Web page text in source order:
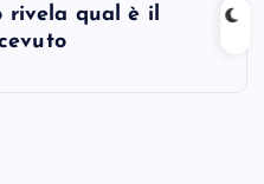
rivela qual è il